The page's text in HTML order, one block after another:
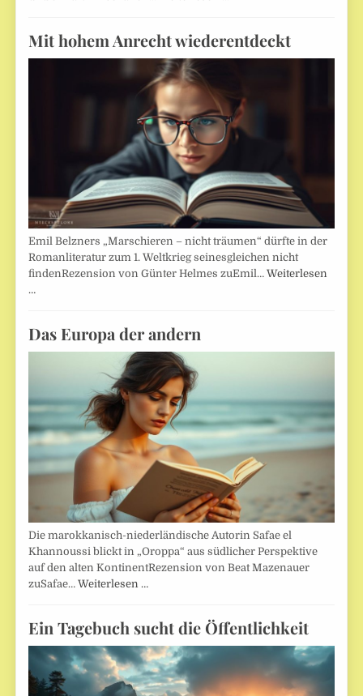
Mit hohem Anrecht wiederentdeckt
Emil Belzners „Marschieren – nicht träumen“ dürfte in der
Romanliteratur zum 1. Weltkrieg seinesgleichen nicht
findenRezension von Günter Helmes zuEmil…Weiterlesen
…
Das Europa der andern
Die marokkanisch-niederländische Autorin Safae el
Khannoussi blickt in „Oroppa“ aus südlicher Perspektive
auf den alten KontinentRezension von Beat Mazenauer
zuSafae…Weiterlesen …
Ein Tagebuch sucht die Öffentlichkeit